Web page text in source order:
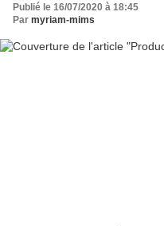
Publié le 16/07/2020 à 18:45
Par myriam-mims